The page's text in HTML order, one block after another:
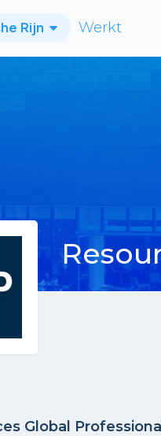
Rijn Werkt
Global